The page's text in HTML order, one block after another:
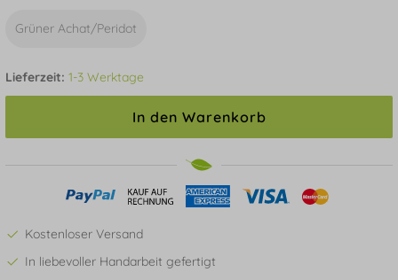
Grüner Achat/Peridot
Lieferzeit: 1-3 Werktage
In den Warenkorb
Kostenloser Versand
In liebevoller Handarbeit gefertigt